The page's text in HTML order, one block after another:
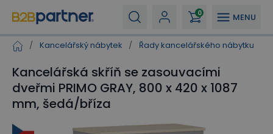
MENU
0
/ Kancelářský nábytek / Řady kancelářského nábytku
Kancelářská skříň se zasouvacími
dveřmi PRIMO GRAY, 800 x 420 x 1087
mm, šedá/bříza